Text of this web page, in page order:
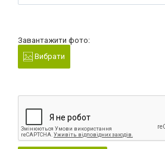
Завантажити фото:
Вибрати